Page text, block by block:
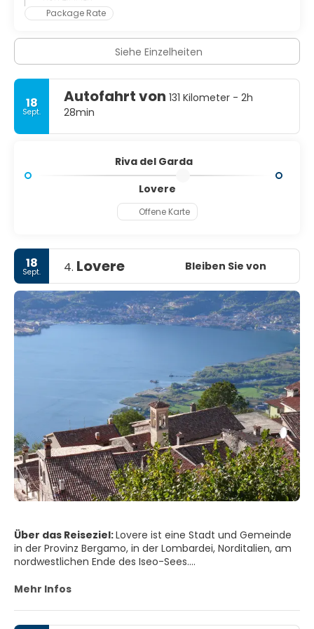
Package Rate
Siehe Einzelheiten
18
Sept.
Autofahrt von 131 Kilometer - 2h
28min
Riva del Garda
Lovere
Offene Karte
18
Sept. 4. Lovere Bleiben Sie von
Über das Reiseziel:Lovere ist eine Stadt und Gemeinde
in der Provinz Bergamo, in der Lombardei, Norditalien, am
nordwestlichen Ende des Iseo-Sees.
Die Häuser in der Stadt haben überhängende Holzdächer,
Steinarkaden Italiens. Sie liegt an einem See und ist von
Mehr Infos